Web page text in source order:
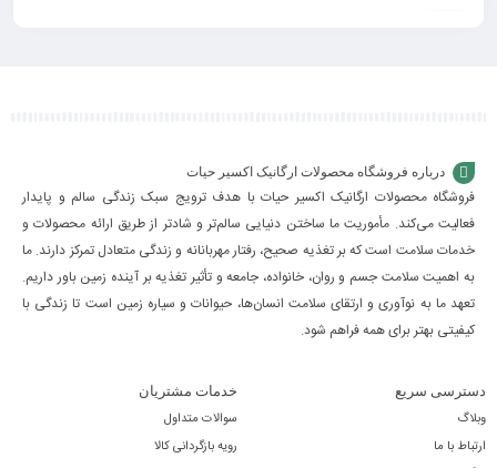
درباره فروشگاه محصولات ارگانیک اکسیر حیات
فروشگاه محصولات ارگانیک اکسیر حیات با هدف ترویج سبک زندگی سالم و پایدار
فعالیت می‌کند. مأموریت ما ساختن دنیایی سالم‌تر و شادتر از طریق ارائه محصولات و
خدمات سلامت است که بر تغذیه صحیح، رفتار مهربانانه و زندگی متعادل تمرکز دارند. ما
به اهمیت سلامت جسم و روان، خانواده، جامعه و تأثیر تغذیه بر آینده زمین باور داریم.
تعهد ما به نوآوری و ارتقای سلامت انسان‌ها، حیوانات و سیاره زمین است تا زندگی با
کیفیتی بهتر برای همه فراهم شود.
دسترسی سریع
وبلاگ
ارتباط با ما
خدمات مشتریان
سوالات متداول
رویه بازگردانی کالا